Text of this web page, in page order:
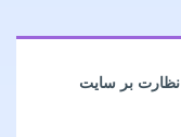
نظارت بر سایت